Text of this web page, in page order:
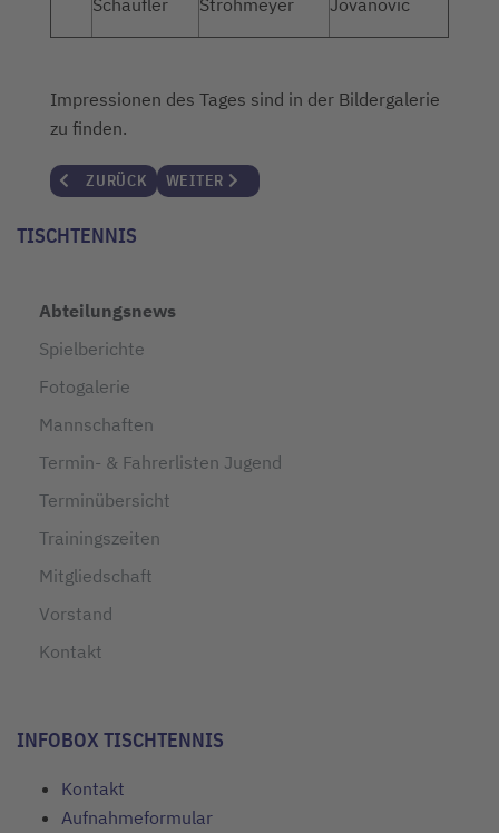
Schaufler Strohmeyer Jovanovic
Impressionen des Tages sind in der Bildergalerie
zu finden.
VORHERIGER BEITRAG: WEINPROBE
ZURÜCK NÄCHSTER BEITRAG: FAN-INFO
WEITER
TISCHTENNIS
Abteilungsnews
Spielberichte
Fotogalerie
Mannschaften
Termin- & Fahrerlisten Jugend
Terminübersicht
Trainingszeiten
Mitgliedschaft
Vorstand
Kontakt
INFOBOX TISCHTENNIS
Kontakt
Aufnahmeformular